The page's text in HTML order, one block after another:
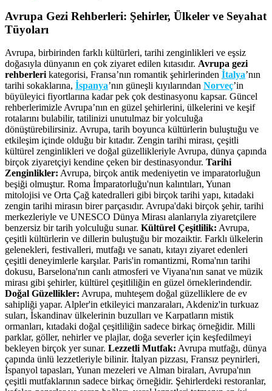
Avrupa Gezi Rehberleri: Şehirler, Ülkeler ve Seyahat
Tüyoları
Avrupa, birbirinden farklı kültürleri, tarihi zenginlikleri ve eşsiz
doğasıyla dünyanın en çok ziyaret edilen kıtasıdır. Avrupa gezi
rehberleri kategorisi, Fransa’nın romantik şehirlerinden İtalya’nın
tarihi sokaklarına, İspanya’nın güneşli kıyılarından Norveç’in
büyüleyici fiyortlarına kadar pek çok destinasyonu kapsar. Güncel
rehberlerimizle Avrupa’nın en güzel şehirlerini, ülkelerini ve keşif
rotalarını bulabilir, tatilinizi unutulmaz bir yolculuğa
dönüştürebilirsiniz. Avrupa, tarih boyunca kültürlerin buluştuğu ve
etkileşim içinde olduğu bir kıtadır. Zengin tarihi mirası, çeşitli
kültürel zenginlikleri ve doğal güzellikleriyle Avrupa, dünya çapında
birçok ziyaretçiyi kendine çeken bir destinasyondur. Tarihi
Zenginlikler: Avrupa, birçok antik medeniyetin ve imparatorluğun
beşiği olmuştur. Roma İmparatorluğu'nun kalıntıları, Yunan
mitolojisi ve Orta Çağ katedralleri gibi birçok tarihi yapı, kıtadaki
zengin tarihi mirasın birer parçasıdır. Avrupa'daki birçok şehir, tarihi
merkezleriyle ve UNESCO Dünya Mirası alanlarıyla ziyaretçilere
benzersiz bir tarih yolculuğu sunar. Kültürel Çeşitlilik: Avrupa,
çeşitli kültürlerin ve dillerin buluştuğu bir mozaiktir. Farklı ülkelerin
gelenekleri, festivalleri, mutfağı ve sanatı, kıtayı ziyaret edenleri
çeşitli deneyimlerle karşılar. Paris'in romantizmi, Roma'nın tarihi
dokusu, Barselona'nın canlı atmosferi ve Viyana'nın sanat ve müzik
mirası gibi şehirler, kültürel çeşitliliğin en güzel örneklerindendir.
Doğal Güzellikler: Avrupa, muhteşem doğal güzelliklere de ev
sahipliği yapar. Alpler'in etkileyici manzaraları, Akdeniz'in turkuaz
suları, İskandinav ülkelerinin buzulları ve Karpatların mistik
ormanları, kıtadaki doğal çeşitliliğin sadece birkaç örneğidir. Milli
parklar, göller, nehirler ve plajlar, doğa severler için keşfedilmeyi
bekleyen birçok yer sunar. Lezzetli Mutfak: Avrupa mutfağı, dünya
çapında ünlü lezzetleriyle bilinir. İtalyan pizzası, Fransız peynirleri,
İspanyol tapasları, Yunan mezeleri ve Alman biraları, Avrupa'nın
çeşitli mutfaklarının sadece birkaç örneğidir. Şehirlerdeki restoranlar,